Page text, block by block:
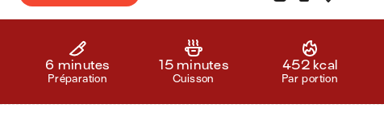
6 minutes
Préparation
15 minutes
Cuisson
452 kcal
Par portion